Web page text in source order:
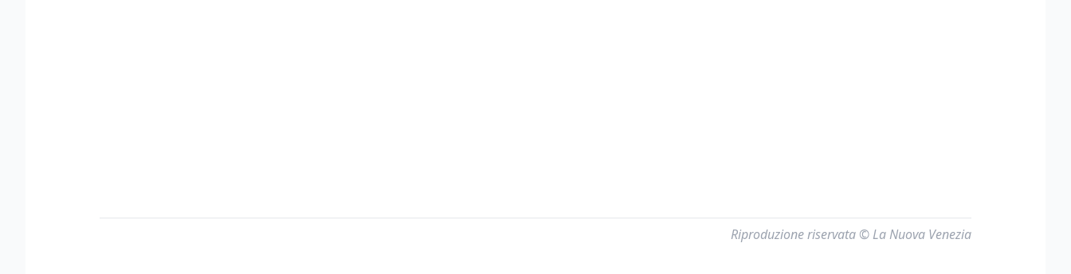
Riproduzione riservata © La Nuova Venezia